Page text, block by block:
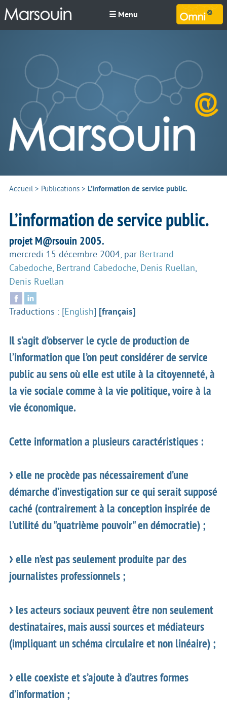
☰ Menu
Accueil> Publications > L’information de service public.
L’information de service public.
projet M@rsouin 2005.
mercredi 15 décembre 2004, par Bertrand
Cabedoche, Bertrand Cabedoche, Denis Ruellan,
Denis Ruellan
Traductions : [English] [français]
Il s’agit d’observer le cycle de production de
l’information que l’on peut considérer de service
public au sens où elle est utile à la citoyenneté, à
la vie sociale comme à la vie politique, voire à la
vie économique.
Cette information a plusieurs caractéristiques :
elle ne procède pas nécessairement d’une
démarche d’investigation sur ce qui serait supposé
caché (contrairement à la conception inspirée de
l’utilité du "quatrième pouvoir" en démocratie) ;
elle n’est pas seulement produite par des
journalistes professionnels ;
les acteurs sociaux peuvent être non seulement
destinataires, mais aussi sources et médiateurs
(impliquant un schéma circulaire et non linéaire) ;
elle coexiste et s’ajoute à d’autres formes
d’information ;